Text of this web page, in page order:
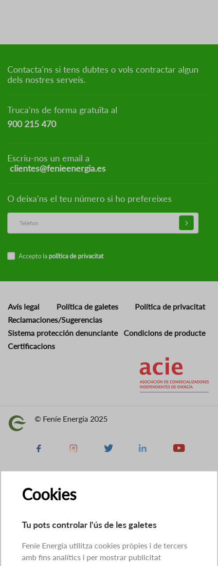
Contacta'ns si tens dubtes o vols contractar algun
dels nostres serveis.
Truca'ns de forma gratuïta al
900 215 470
Escriu-nos un email a
clientes@fenieenergia.es
O deixa'ns el teu número si ho prefereixes
Accepto la política de privacitat
Avís legal Política de galetes
Política de privacitat
Reclamaciones/Sugerencias
Sistema protección denunciante
Condicions de producte
Certificacions
Imatge © Feníe Energía 2025
Facebook Instagram X Linkedin Youtube
Cookies
Tu pots controlar l'ús de les galetes
Feníe Energía utilitza cookies pròpies i de tercers
amb fins analítics i per mostrar publicitat